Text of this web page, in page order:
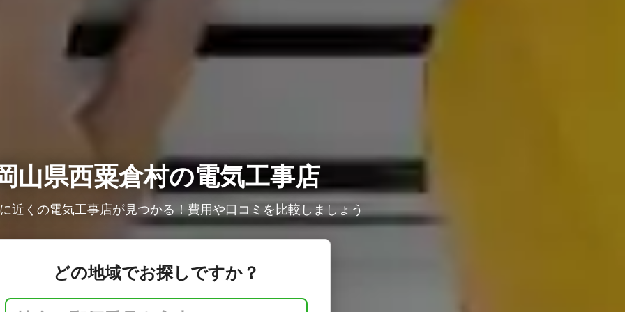
山県西粟倉村の電気工事店
近くの電気工事店が見つかる！費用や口コミを比較しましょう
どの地域でお探しですか？